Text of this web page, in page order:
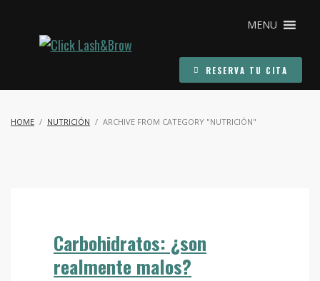
MENU
RESERVA TU CITA
HOME NUTRICIÓN ARCHIVE FROM CATEGORY "NUTRICIÓN"
Carbohidratos: ¿son
realmente malos?